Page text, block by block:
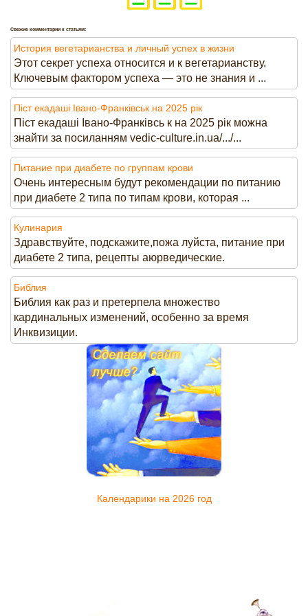
Свежие комментарии к статьям:
История вегетарианства и личный успех в жизни
Этот секрет успеха относится и к вегетарианству.
Ключевым фактором успеха — это не знания и ...
Піст екадаші Івано-Франківськ на 2025 рік
Піст екадаші Івано-Франківсь к на 2025 рік можна
знайти за посиланням vedic-culture.in.ua/.../...
Питание при диабете по группам крови
Очень интересным будут рекомендации по питанию
при диабете 2 типа по типам крови, которая ...
Кулинария
Здравствуйте, подскажите,пожа луйста, питание при
диабете 2 типа, рецепты аюрведические.
Библия
Библия как раз и претерпела множество
кардинальных изменений, особенно за время
Инквизиции.
Календарики на 2026 год